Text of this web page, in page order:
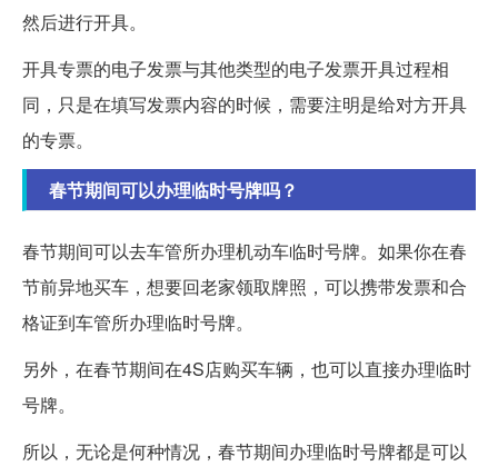
然后进行开具。
开具专票的电子发票与其他类型的电子发票开具过程相
同，只是在填写发票内容的时候，需要注明是给对方开具
的专票。
春节期间可以办理临时号牌吗？
春节期间可以去车管所办理机动车临时号牌。如果你在春
节前异地买车，想要回老家领取牌照，可以携带发票和合
格证到车管所办理临时号牌。
另外，在春节期间在4S店购买车辆，也可以直接办理临时
号牌。
所以，无论是何种情况，春节期间办理临时号牌都是可以